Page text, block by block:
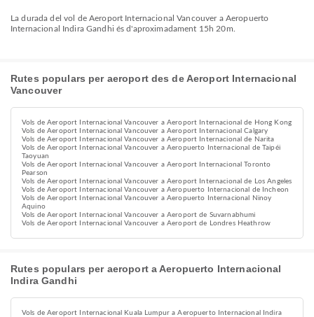
La durada del vol de Aeroport Internacional Vancouver a Aeropuerto
Internacional Indira Gandhi és d'aproximadament 15h 20m.
Rutes populars per aeroport des de Aeroport Internacional
Vancouver
Vols de Aeroport Internacional Vancouver a Aeroport Internacional de Hong Kong
Vols de Aeroport Internacional Vancouver a Aeroport Internacional Calgary
Vols de Aeroport Internacional Vancouver a Aeroport Internacional de Narita
Vols de Aeroport Internacional Vancouver a Aeropuerto Internacional de Taipéi
Taoyuan
Vols de Aeroport Internacional Vancouver a Aeroport Internacional Toronto
Pearson
Vols de Aeroport Internacional Vancouver a Aeroport Internacional de Los Angeles
Vols de Aeroport Internacional Vancouver a Aeropuerto Internacional de Incheon
Vols de Aeroport Internacional Vancouver a Aeropuerto Internacional Ninoy
Aquino
Vols de Aeroport Internacional Vancouver a Aeroport de Suvarnabhumi
Vols de Aeroport Internacional Vancouver a Aeroport de Londres Heathrow
Rutes populars per aeroport a Aeropuerto Internacional
Indira Gandhi
Vols de Aeroport Internacional Kuala Lumpur a Aeropuerto Internacional Indira